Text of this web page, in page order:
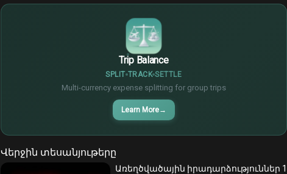
Trip Balance
SPLIT TRACK SETTLE
Multi-currency expense splitting for group trips
Learn More →
€
¥
Վերջին տեսանյութերը
Առեղծվածային իրադարձություններ 1